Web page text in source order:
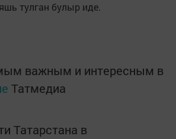
тулган булыр иде.
важным и интересным в
Татмедиа
Татарстана в